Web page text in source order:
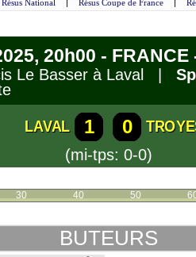
Résus National | Résus Coupe de France |
20h00 - FRANCE
Le Basser à Laval |
LAVAL 1 0
(mi-tps: 0-0)
30 40 50
BUTEURS